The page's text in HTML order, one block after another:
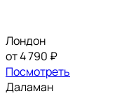
Лондон
от 4 790 ₽
Посмотреть
Даламан